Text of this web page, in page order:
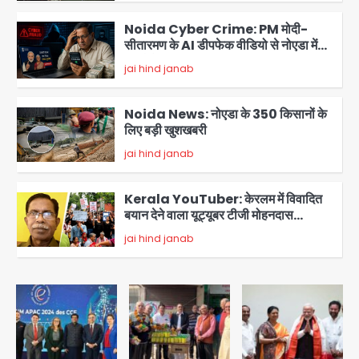
3
Noida Cyber Crime: PM मोदी-
सीतारमण के AI डीपफेक वीडियो से नोएडा में
बुजुर्ग से 70 लाख की ठगी
jai hind janab
4
Noida News: नोएडा के 350 किसानों के
लिए बड़ी खुशखबरी
jai hind janab
5
Kerala YouTuber: केरलम में विवादित
बयान देने वाला यूट्यूबर टीजी मोहनदास
गिरफ्तार, डिजिटल डिवाइस जब्त; जंतर-मंतर
प्रदर्शनकारियों पर की थी आपत्तिजनक टिप्पणी
jai hind janab
1
JP Greens Cosmos Society:
सुविधाओं के लिए संघर्ष कर रहे निवासी, गिरता
प्लास्टर और कमजोर सुरक्षा बनी बड़ी चुनौती
Avinash Kumar